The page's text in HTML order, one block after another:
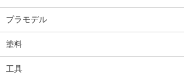
プラモデル
塗料
工具